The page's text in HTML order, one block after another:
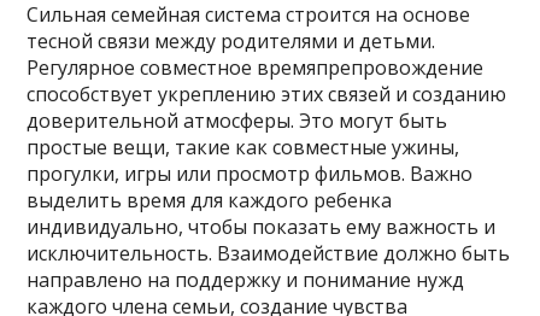
Сильная семейная система строится на основе
тесной связи между родителями и детьми.
Регулярное совместное времяпрепровождение
способствует укреплению этих связей и созданию
доверительной атмосферы. Это могут быть
простые вещи, такие как совместные ужины,
прогулки, игры или просмотр фильмов. Важно
выделить время для каждого ребенка
индивидуально, чтобы показать ему важность и
исключительность. Взаимодействие должно быть
направлено на поддержку и понимание нужд
каждого члена семьи, создание чувства